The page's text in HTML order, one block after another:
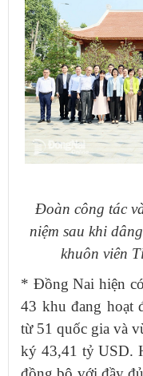
Đoàn công tác
niệm sau khi
khuôn viên
* Đồng Nai hiện
43 khu đang hoạt
từ 51 quốc gia và
ký 43,41 tỷ USD.